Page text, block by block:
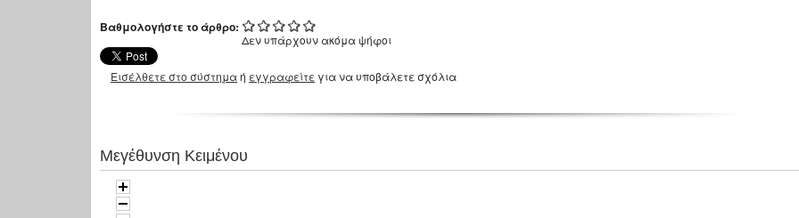
Βαθμολογήστε το άρθρο:
Δεν υπάρχουν ακόμα ψήφοι
Εισέλθετε στο σύστημαή εγγραφείτε για να υποβάλετε σχόλια
Μεγέθυνση Κειμένου